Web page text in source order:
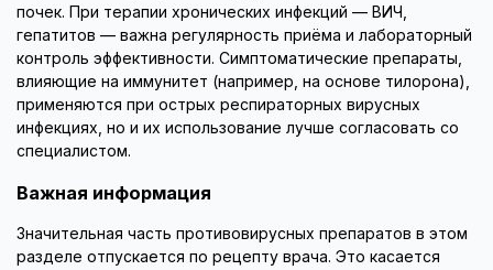
почек. При терапии хронических инфекций — ВИЧ,
гепатитов — важна регулярность приёма и лабораторный
контроль эффективности. Симптоматические препараты,
влияющие на иммунитет (например, на основе тилорона),
применяются при острых респираторных вирусных
инфекциях, но и их использование лучше согласовать со
специалистом.
Важная информация
Значительная часть противовирусных препаратов в этом
разделе отпускается по рецепту врача. Это касается